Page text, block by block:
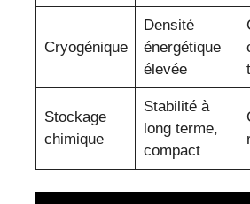
Cryogénique
Densité
énergétique
élevée
Stockage
chimique
Stabilité à
long terme,
compact